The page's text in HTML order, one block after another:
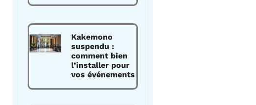
Kakemono
suspendu :
comment bien
l’installer pour
vos événements